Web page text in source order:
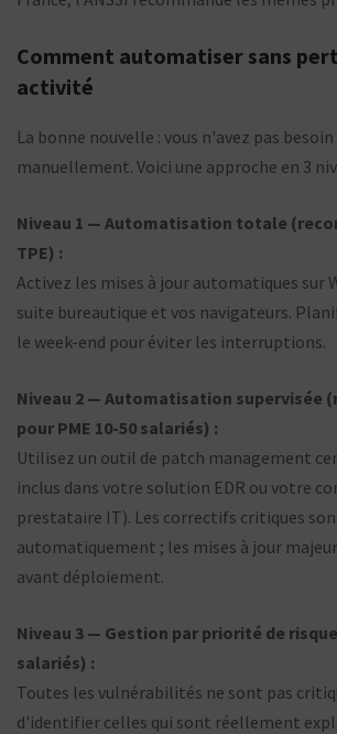
Comment automatiser sans
activité
La bonne nouvelle : vous n'avez pas
manuellement. Voici une approche en 3
Niveau 1 — Automatisation totale
TPE) :
Activez les mises à jour automatiques sur
suite bureautique et vos navigateurs.
le week-end pour éviter les interruptions.
Niveau 2 — Automatisation supervisée
pour PME 10-50 salariés) :
Utilisez un outil de patch management
inclus dans votre solution EDR ou votre
prestataire IT). Les correctifs critiques
automatiquement ; les mises à jour
avant déploiement.
Niveau 3 — Gestion par priorité de risque
salariés) :
Toutes les vulnérabilités ne sont pas
d'identifier celles qui sont réellement